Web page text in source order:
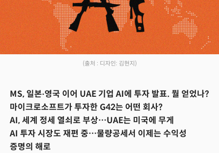
(출처 : 디자인: 김현지)
MS, 일본∙영국 이어 UAE 기업 AI에 투자 발표. 뭘 얻었나?
마이크로소프트가 투자한 G42는 어떤 회사?
AI, 세계 정세 열쇠로 부상…UAE는 미국에 무게
AI 투자 시장도 재편 중…물량공세서 이제는 수익성
증명의 해로